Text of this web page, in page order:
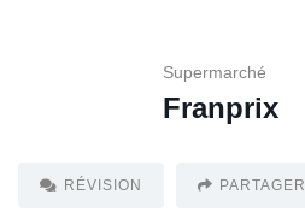
Supermarché
Franprix
RÉVISION PARTAGER